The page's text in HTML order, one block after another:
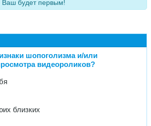
Ваш будет первым!
шопоголизма и/или
видеороликов?
близких